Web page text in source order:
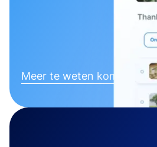
Meer te weten komen